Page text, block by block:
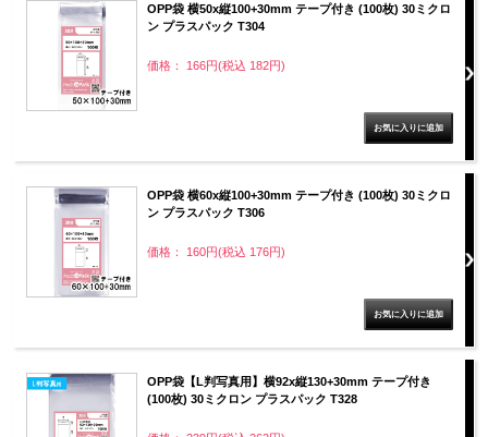
OPP袋 横50x縦100+30mm テープ付き (100枚) 30ミクロ
ン プラスパック T304
価格： 166円(税込 182円)
OPP袋 横60x縦100+30mm テープ付き (100枚) 30ミクロ
ン プラスパック T306
価格： 160円(税込 176円)
OPP袋【L判写真用】横92x縦130+30mm テープ付き
(100枚) 30ミクロン プラスパック T328